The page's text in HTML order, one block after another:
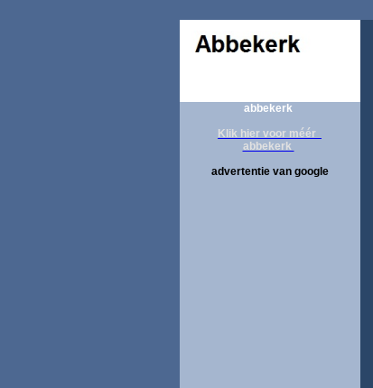
abbekerk
Klik hier voor méér
abbekerk
advertentie van google